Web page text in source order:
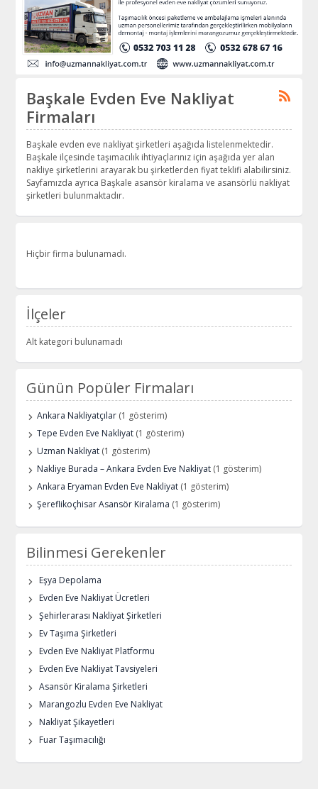
Başkale Evden Eve Nakliyat
Firmaları
Başkale evden eve nakliyat şirketleri aşağıda listelenmektedir.
Başkale ilçesinde taşımacılık ihtiyaçlarınız için aşağıda yer alan
nakliye şirketlerini arayarak bu şirketlerden fiyat teklifi alabilirsiniz.
Sayfamızda ayrıca Başkale asansör kiralama ve asansörlü nakliyat
şirketleri bulunmaktadır.
Hiçbir firma bulunamadı.
İlçeler
Alt kategori bulunamadı
Günün Popüler Firmaları
Ankara Nakliyatçılar (1 gösterim)
Tepe Evden Eve Nakliyat (1 gösterim)
Uzman Nakliyat (1 gösterim)
Nakliye Burada – Ankara Evden Eve Nakliyat (1 gösterim)
Ankara Eryaman Evden Eve Nakliyat (1 gösterim)
Şereflikoçhisar Asansör Kiralama (1 gösterim)
Bilinmesi Gerekenler
Eşya Depolama
Evden Eve Nakliyat Ücretleri
Şehirlerarası Nakliyat Şirketleri
Ev Taşıma Şirketleri
Evden Eve Nakliyat Platformu
Evden Eve Nakliyat Tavsiyeleri
Asansör Kiralama Şirketleri
Marangozlu Evden Eve Nakliyat
Nakliyat Şikayetleri
Fuar Taşımacılığı